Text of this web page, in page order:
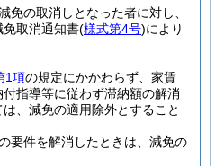
免の取消しとなった者に対し、
取消通知書(様式第4号)により
1項の規定にかかわらず、家賃
指導等に従わず滞納額の解消
、減免の適用除外とすること
要件を解消したときは、減免の